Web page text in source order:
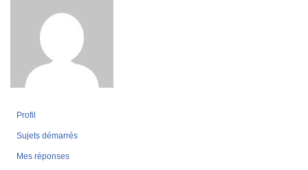
Profil
Sujets démarrés
Mes réponses